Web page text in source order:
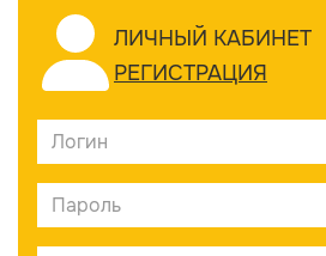
ЛИЧНЫЙ КАБИНЕТ
РЕГИСТРАЦИЯ